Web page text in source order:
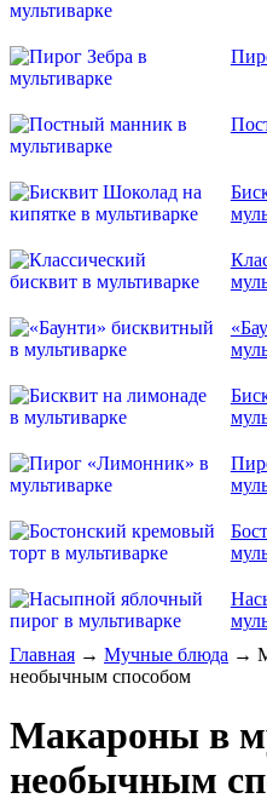
Главная → Мучные блюда →
необычным способом
Макароны в
необычным